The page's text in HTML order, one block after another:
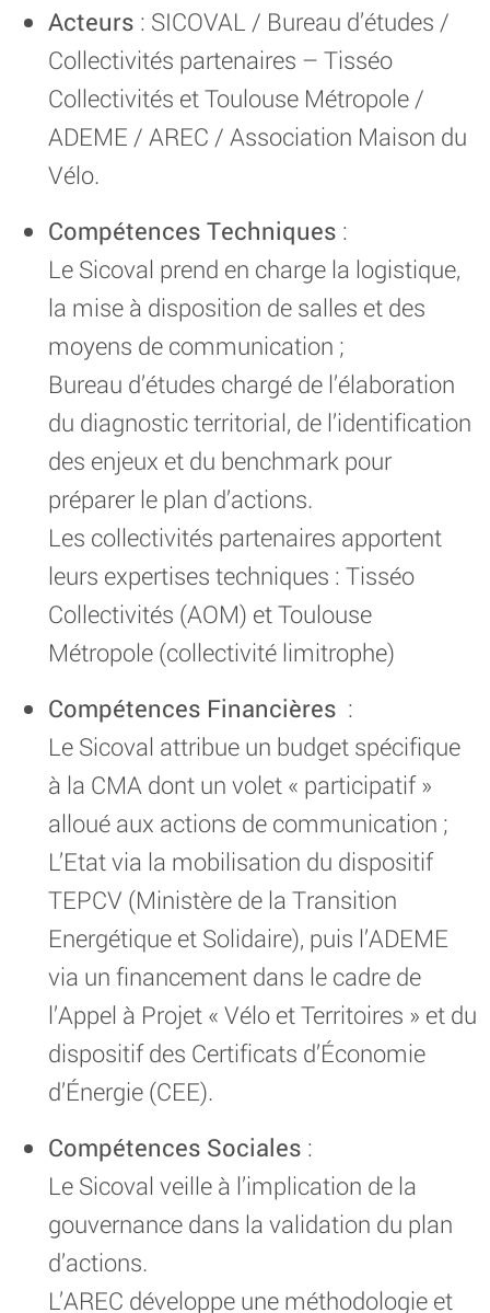
Acteurs : SICOVAL / Bureau d’études /
Collectivités partenaires – Tisséo
Collectivités et Toulouse Métropole /
ADEME / AREC / Association Maison du
Vélo.
Compétences Techniques :
Le Sicoval prend en charge la logistique,
la mise à disposition de salles et des
moyens de communication ;
Bureau d’études chargé de l’élaboration
du diagnostic territorial, de l’identification
des enjeux et du benchmark pour
préparer le plan d’actions.
Les collectivités partenaires apportent
leurs expertises techniques : Tisséo
Collectivités (AOM) et Toulouse
Métropole (collectivité limitrophe)
Compétences Financières :
Le Sicoval attribue un budget spécifique
à la CMA dont un volet « participatif »
alloué aux actions de communication ;
L’Etat via la mobilisation du dispositif
TEPCV (Ministère de la Transition
Energétique et Solidaire), puis l’ADEME
via un financement dans le cadre de
l’Appel à Projet « Vélo et Territoires » et du
dispositif des Certificats d’Économie
d’Énergie (CEE).
Compétences Sociales :
Le Sicoval veille à l’implication de la
gouvernance dans la validation du plan
d’actions.
L’AREC développe une méthodologie et